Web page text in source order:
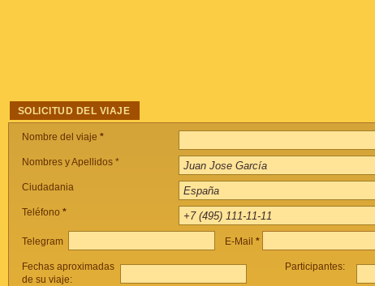
SOLICITUD DEL VIAJE
Nombre del viaje *
Nombres y Apellidos *
Ciudadania
Teléfono *
Telegram E-Mail *
Fechas aproximadas
de su viaje:
Participantes: